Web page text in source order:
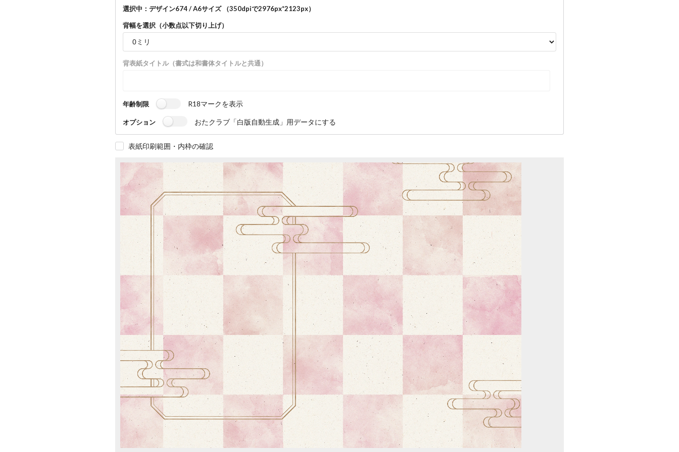
選択中：デザイン674 / A6サイズ （350dpiで2976px*2123px）
背幅を選択（小数点以下切り上げ）
背表紙タイトル（書式は和書体タイトルと共通）
年齢制限 R18マークを表示
オプション おたクラブ「白版自動生成」用データにする
表紙印刷範囲・内枠の確認